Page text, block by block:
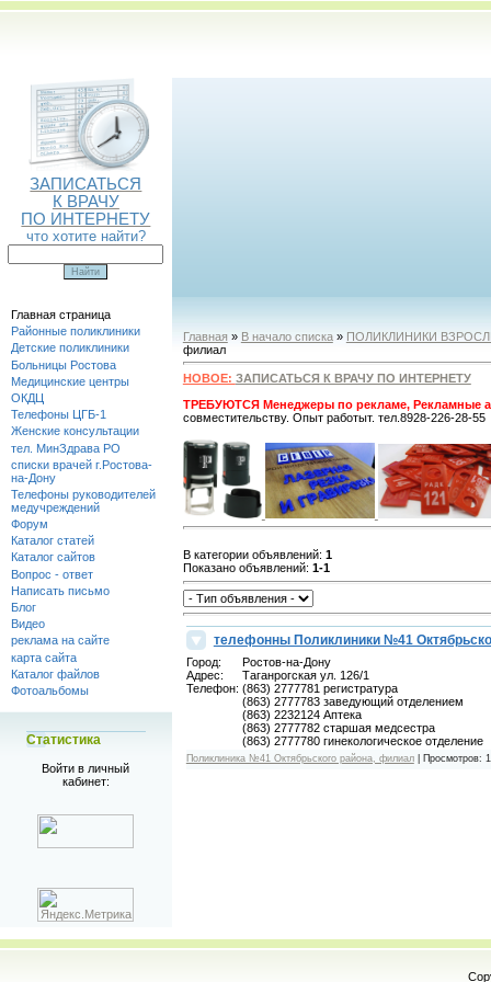
ЗАПИСАТЬСЯ
К ВРАЧУ
ПО ИНТЕРНЕТУ
что хотите найти?
Главная страница
Районные поликлиники
Детские поликлиники
Больницы Ростова
Медицинские центры
ОКДЦ
Телефоны ЦГБ-1
Женские консультации
тел. МинЗдрава РО
списки врачей г.Ростова-
на-Дону
Телефоны руководителей
медучреждений
Форум
Каталог статей
Каталог сайтов
Вопрос - ответ
Написать письмо
Блог
Видео
реклама на сайте
карта сайта
Каталог файлов
Фотоальбомы
Статистика
Войти в личный
кабинет:
Главная » В начало списка» ПОЛИКЛИНИКИ
филиал
НОВОЕ: ЗАПИСАТЬСЯ К ВРАЧУ ПО ИНТЕРНЕТУ
ТРЕБУЮТСЯ Менеджеры по рекламе, Рекламные
совместительству. Опыт работыт. тел.8928-226-28-55
В категории объявлений: 1
Показано объявлений: 1-1
телефонны Поликлиники №41
Город:
Ростов-на-Дону
Адрес:
Таганрогская ул. 126/1
Телефон: (863) 2777781 регистратура
(863) 2777783 заведующий отделением
(863) 2232124 Аптека
(863) 2777782 старшая медсестра
(863) 2777780 гинекологическое отделение
Поликлиника №41 Октябрьского района, филиал| Просмотров: